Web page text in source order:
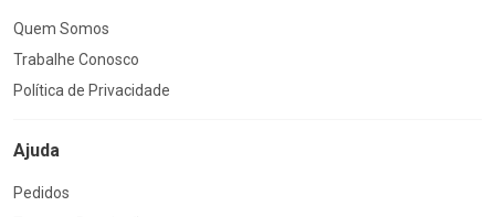
Quem Somos
Trabalhe Conosco
Política de Privacidade
Ajuda
Pedidos